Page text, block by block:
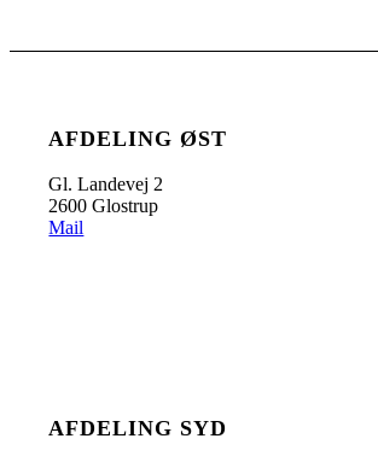
AFDELING ØST
Gl. Landevej 2
2600 Glostrup
Mail
AFDELING SYD